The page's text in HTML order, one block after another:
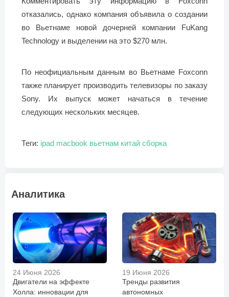
отказались, однако компания объявила о создании
во Вьетнаме новой дочерней компании FuKang
Technology и выделении на это $270 млн.
По неофициальным данным во Вьетнаме Foxconn
также планирует производить телевизоры по заказу
Sony. Их выпуск может начаться в течение
следующих нескольких месяцев.
Теги: ipad macbook вьетнам китай сборка
Аналитика
24 Июня 2026
Двигатели на эффекте
Холла: инновации для
19 Июня 2026
Тренды развития
автономных